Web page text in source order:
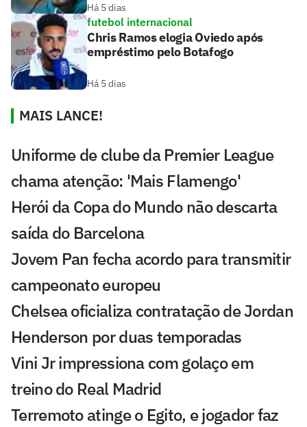
Há 5 dias
futebol internacional
Chris Ramos elogia Oviedo após
empréstimo pelo Botafogo
Há 5 dias
MAIS LANCE!
Uniforme de clube da Premier League
chama atenção: 'Mais Flamengo'
Herói da Copa do Mundo não descarta
saída do Barcelona
Jovem Pan fecha acordo para transmitir
campeonato europeu
Chelsea oficializa contratação de Jordan
Henderson por duas temporadas
Vini Jr impressiona com golaço em
treino do Real Madrid
Terremoto atinge o Egito, e jogador faz